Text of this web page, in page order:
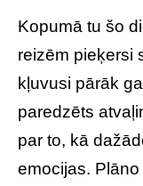
Kopumā tu šo
reizēm pieķersi
kļuvusi pārāk
paredzēts
par to, kā
emocijas.